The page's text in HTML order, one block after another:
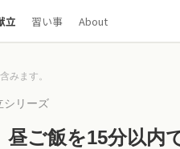
立 習い事 About
みます。
シリーズ
昼ご飯を15分以